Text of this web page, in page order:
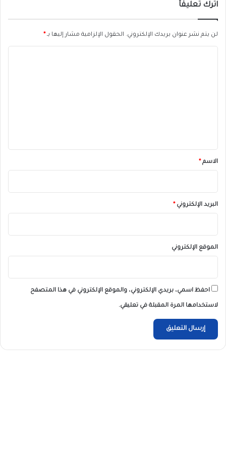
اترك تعليقاً
لن يتم نشر عنوان بريدك الإلكتروني. الحقول الإلزامية مشار إليها بـ*
*الاسم*
البريد الإلكتروني*
الموقع الإلكتروني
احفظ اسمي، بريدي الإلكتروني، والموقع الإلكتروني في هذا المتصفح
لاستخدامها المرة المقبلة في تعليقي.